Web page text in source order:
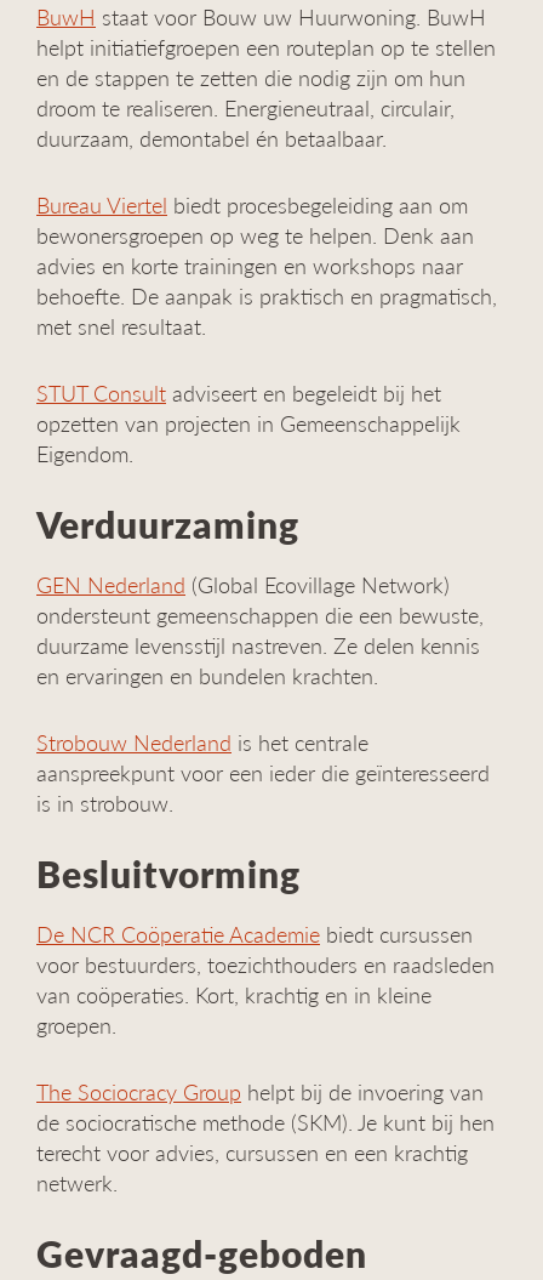
BuwH staat voor Bouw uw Huurwoning. BuwH
helpt initiatiefgroepen een routeplan op te stellen
en de stappen te zetten die nodig zijn om hun
droom te realiseren. Energieneutraal, circulair,
duurzaam, demontabel én betaalbaar.
Bureau Viertel biedt procesbegeleiding aan om
bewonersgroepen op weg te helpen. Denk aan
advies en korte trainingen en workshops naar
behoefte. De aanpak is praktisch en pragmatisch,
met snel resultaat.
STUT Consult adviseert en begeleidt bij het
opzetten van projecten in Gemeenschappelijk
Eigendom.
Verduurzaming
GEN Nederland (Global Ecovillage Network)
ondersteunt gemeenschappen die een bewuste,
duurzame levensstijl nastreven. Ze delen kennis
en ervaringen en bundelen krachten.
Strobouw Nederland is het centrale
aanspreekpunt voor een ieder die geïnteresseerd
is in strobouw.
Besluitvorming
De NCR Coöperatie Academie biedt cursussen
voor bestuurders, toezichthouders en raadsleden
van coöperaties. Kort, krachtig en in kleine
groepen.
The Sociocracy Group helpt bij de invoering van
de sociocratische methode (SKM). Je kunt bij hen
terecht voor advies, cursussen en een krachtig
netwerk.
Gevraagd-geboden